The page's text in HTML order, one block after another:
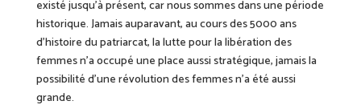
existé jusqu’à présent, car noussommes dans une période
historique. Jamais auparavant, au cours des 5000 ans
d’histoire du patriarcat, la lutte pour la libération des
femmes n’a occupé une place aussi stratégique, jamais la
possibilité d’une révolution des femmes n’a été aussi
grande.